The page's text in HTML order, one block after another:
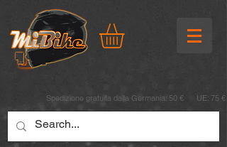
Spedizione gratuita dalla Germania: 50 € UE: 75 €